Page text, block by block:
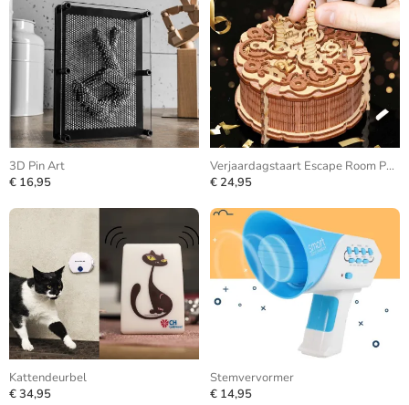
3D Pin Art
€ 16,95
Verjaardagstaart Escape Room Puzzle Box
€ 24,95
Kattendeurbel
€ 34,95
Stemvervormer
€ 14,95